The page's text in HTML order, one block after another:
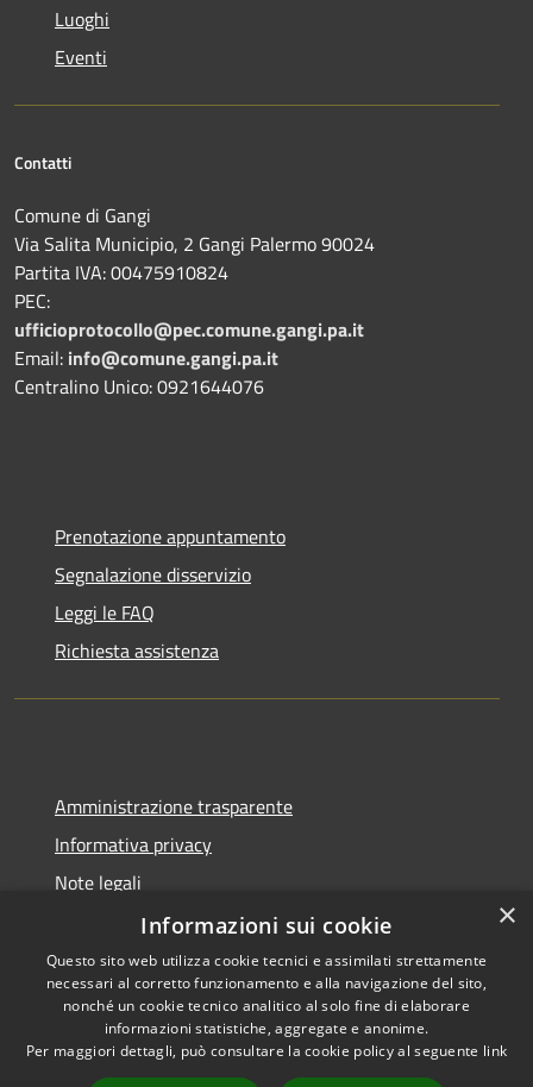
Luoghi
Eventi
Contatti
Comune di Gangi
Via Salita Municipio, 2 Gangi Palermo 90024
Partita IVA: 00475910824
PEC:
ufficioprotocollo@pec.comune.gangi.pa.it
Email: info@comune.gangi.pa.it
Centralino Unico: 0921644076
Prenotazione appuntamento
Segnalazione disservizio
Leggi le FAQ
Richiesta assistenza
Amministrazione trasparente
Informativa privacy
Note legali
Dichiarazione di accessibilità
RSS
Accessibilità
Copyright © 2026 • Comune di
Gangi • Powered by
×
Informazioni sui cookie
Questo sito web utilizza cookie tecnici e assimilati strettamente
necessari al corretto funzionamento e alla navigazione del sito,
nonché un cookie tecnico analitico al solo fine di elaborare
informazioni statistiche, aggregate e anonime.
Per maggiori dettagli, può consultare la cookie policy al seguente link